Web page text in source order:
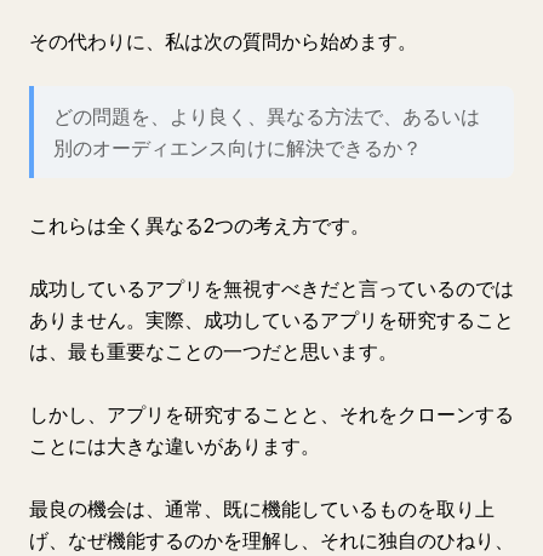
その代わりに、私は次の質問から始めます。
どの問題を、より良く、異なる方法で、あるいは
別のオーディエンス向けに解決できるか？
これらは全く異なる2つの考え方です。
成功しているアプリを無視すべきだと言っているのでは
ありません。実際、成功しているアプリを研究すること
は、最も重要なことの一つだと思います。
しかし、アプリを研究することと、それをクローンする
ことには大きな違いがあります。
最良の機会は、通常、既に機能しているものを取り上
げ、なぜ機能するのかを理解し、それに独自のひねり、